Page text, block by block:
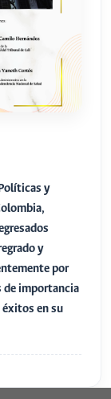
y
y
por
de importancia
éxitos en su